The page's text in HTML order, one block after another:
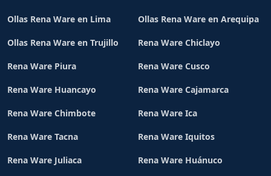
Ollas Rena Ware en Lima Ollas Rena Ware en Arequipa
Ollas Rena Ware en Trujillo Rena Ware Chiclayo
Rena Ware Piura Rena Ware Cusco
Rena Ware Huancayo Rena Ware Cajamarca
Rena Ware Chimbote Rena Ware Ica
Rena Ware Tacna Rena Ware Iquitos
Rena Ware Juliaca Rena Ware Huánuco